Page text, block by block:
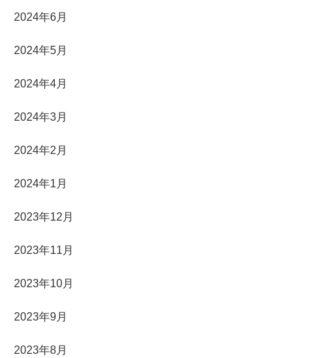
2024年6月
2024年5月
2024年4月
2024年3月
2024年2月
2024年1月
2023年12月
2023年11月
2023年10月
2023年9月
2023年8月